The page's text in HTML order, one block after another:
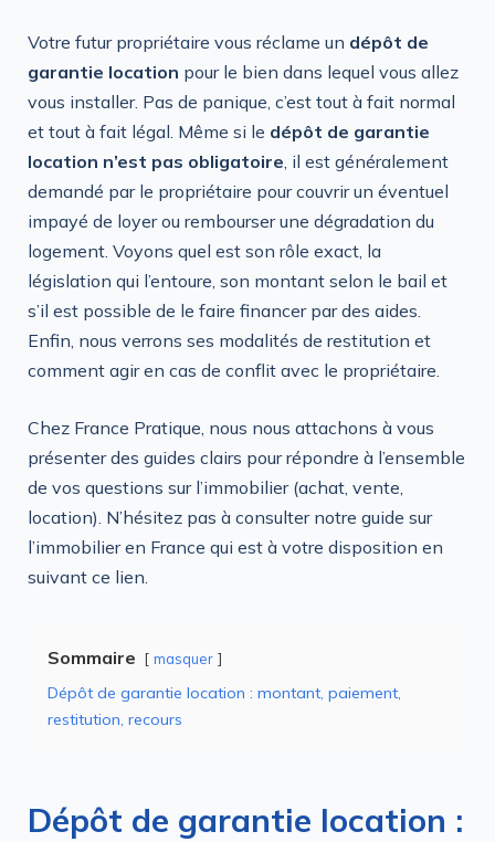
Votre futur propriétaire vous réclame un dépôt de
garantie location pour le bien dans lequel vous allez
vous installer. Pas de panique, c’est tout à fait normal
et tout à fait légal. Même si le dépôt de garantie
location n’est pas obligatoire, il est généralement
demandé par le propriétaire pour couvrir un éventuel
impayé de loyer ou rembourser une dégradation du
logement. Voyons quel est son rôle exact, la
législation qui l’entoure, son montant selon le bail et
s’il est possible de le faire financer par des aides.
Enfin, nous verrons ses modalités de restitution et
comment agir en cas de conflit avec le propriétaire.
Chez France Pratique, nous nous attachons à vous
présenter des guides clairs pour répondre à l’ensemble
de vos questions sur l’immobilier (achat, vente,
location). N’hésitez pas à consulter notre guide sur
l’immobilier en France qui est à votre disposition en
suivant ce lien.
Sommaire masquer
Dépôt de garantie location : montant, paiement,
restitution, recours
Dépôt de garantie location :